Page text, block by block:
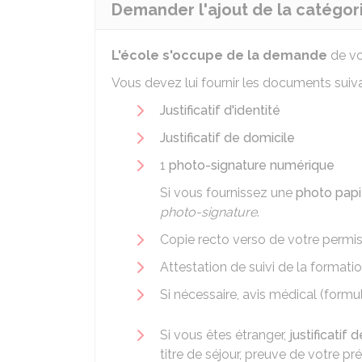
Demander l'ajout de la
L'école s'occupe de la demande de
Vous devez lui fournir les documents
Justificatif d'identité
Justificatif de domicile
1 photo-signature numérique
Si vous fournissez une photo
photo-signature.
Copie recto verso de votre
Attestation de suivi de la
Si nécessaire, avis médical
Si vous êtes étranger, justificatif
titre de séjour, preuve de votre